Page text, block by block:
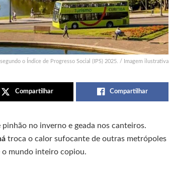
o Índice de Progresso Social (IPS) 2025. / Imagem ilustrativa
Compartilhar Compartilhar
no inverno e geada nos canteiros.
troca o calor sufocante de outras metrópoles
o mundo inteiro copiou.